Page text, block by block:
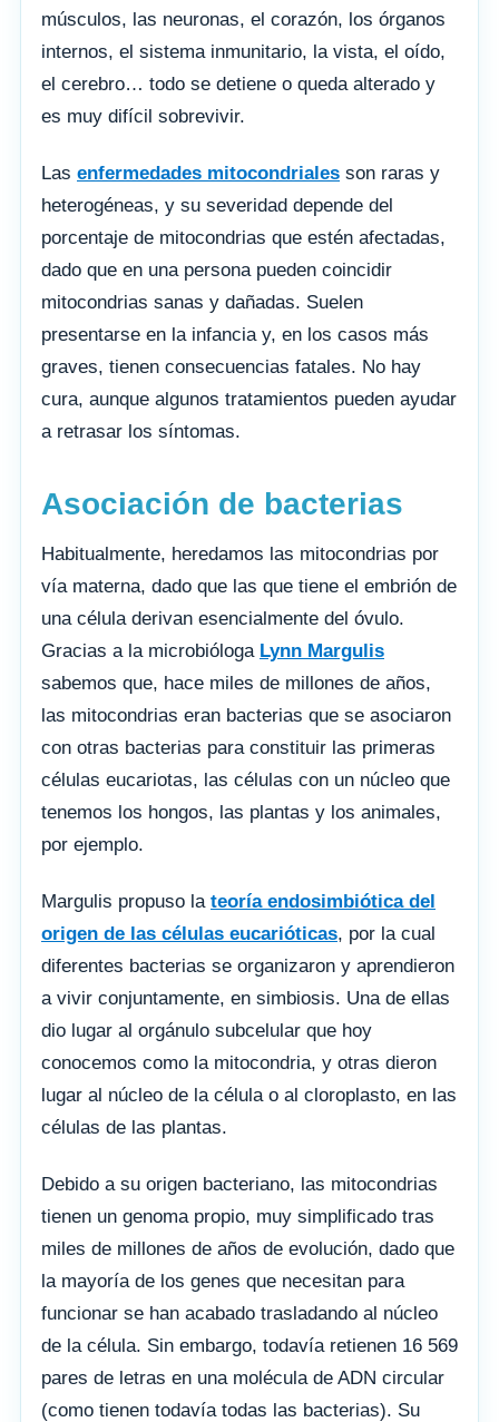
músculos, las neuronas, el corazón, los órganos
internos, el sistema inmunitario, la vista, el oído,
el cerebro… todo se detiene o queda alterado y
es muy difícil sobrevivir.
Las enfermedades mitocondriales son raras y
heterogéneas, y su severidad depende del
porcentaje de mitocondrias que estén afectadas,
dado que en una persona pueden coincidir
mitocondrias sanas y dañadas. Suelen
presentarse en la infancia y, en los casos más
graves, tienen consecuencias fatales. No hay
cura, aunque algunos tratamientos pueden ayudar
a retrasar los síntomas.
Asociación de bacterias
Habitualmente, heredamos las mitocondrias por
vía materna, dado que las que tiene el embrión de
una célula derivan esencialmente del óvulo.
Gracias a la microbióloga Lynn Margulis
sabemos que, hace miles de millones de años,
las mitocondrias eran bacterias que se asociaron
con otras bacterias para constituir las primeras
células eucariotas, las células con un núcleo que
tenemos los hongos, las plantas y los animales,
por ejemplo.
Margulis propuso la teoría endosimbiótica del
origen de las células eucarióticas, por la cual
diferentes bacterias se organizaron y aprendieron
a vivir conjuntamente, en simbiosis. Una de ellas
dio lugar al orgánulo subcelular que hoy
conocemos como la mitocondria, y otras dieron
lugar al núcleo de la célula o al cloroplasto, en las
células de las plantas.
Debido a su origen bacteriano, las mitocondrias
tienen un genoma propio, muy simplificado tras
miles de millones de años de evolución, dado que
la mayoría de los genes que necesitan para
funcionar se han acabado trasladando al núcleo
de la célula. Sin embargo, todavía retienen 16 569
pares de letras en una molécula de ADN circular
(como tienen todavía todas las bacterias). Su